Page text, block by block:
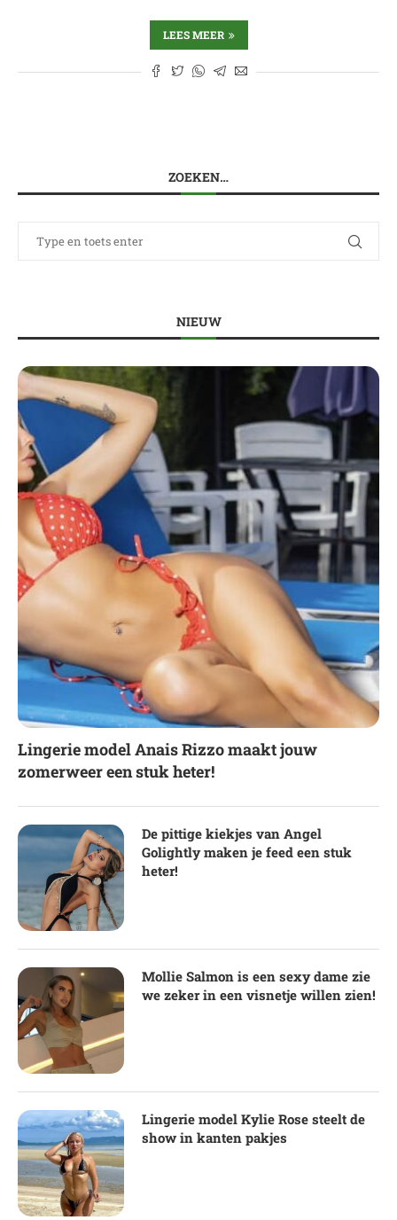
LEES MEER
ZOEKEN…
NIEUW
Lingerie model Anais Rizzo maakt jouw
zomerweer een stuk heter!
De pittige kiekjes van Angel
Golightly maken je feed een stuk
heter!
Mollie Salmon is een sexy dame zie
we zeker in een visnetje willen zien!
Lingerie model Kylie Rose steelt de
show in kanten pakjes